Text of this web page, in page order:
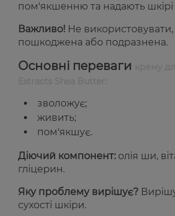
пом'якшенню та надають шкірі
Важливо! Не
пошкоджена або подразнена.
Основні переваги
зволожує;
живить;
пом'якшує.
Діючий компонент: олія ши,
гліцерин.
Яку проблему вирішує?
сухості шкіри.